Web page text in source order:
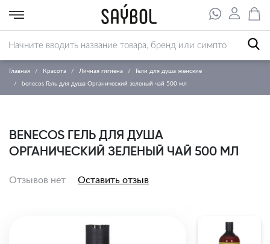
Главная Красота Личная гигиена Гели для душа женские
benecos Гель для душа Органический зеленый чай 500 мл
BENECOS ГЕЛЬ ДЛЯ ДУША
ОРГАНИЧЕСКИЙ ЗЕЛЕНЫЙ ЧАЙ 500 МЛ
Отзывов нет Оставить отзыв